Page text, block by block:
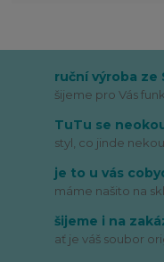
ruční výroba ze
šijeme pro Vás
TuTu se
styl, co jinde
je to u vás
máme našito na
šijeme i na
ať je váš soubor